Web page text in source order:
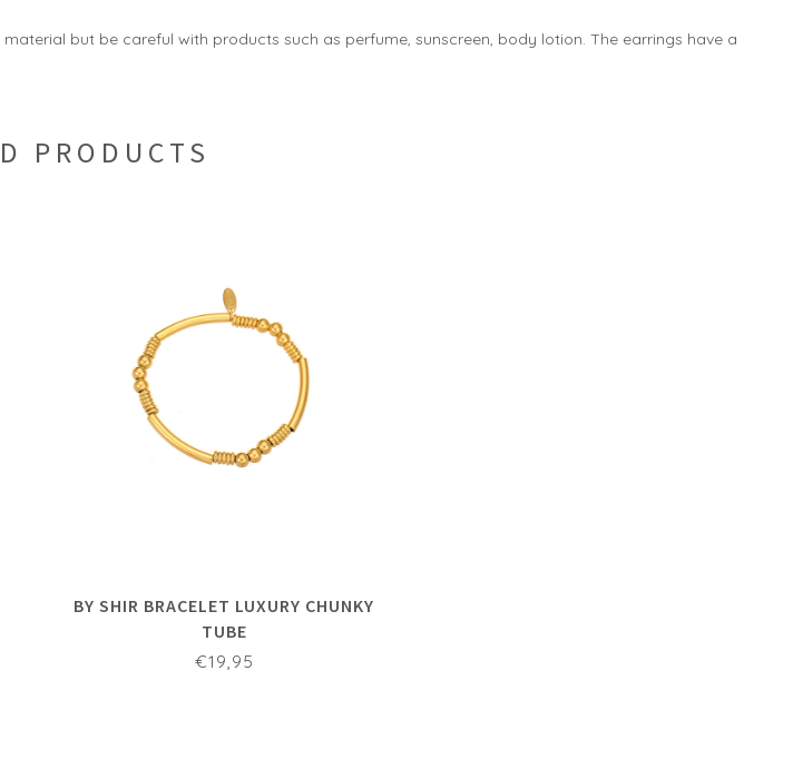
but be careful with products such as perfume, sunscreen, body lotion. The earrings have a
PRODUCTS
BY SHIR BRACELET LUXURY CHUNKY
TUBE
€19,95